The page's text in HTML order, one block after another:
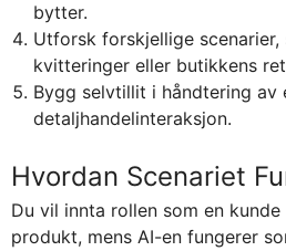
bytter.
Utforsk forskjellige scenarier,
kvitteringer eller butikkens
Bygg selvtillit i håndtering av
detaljhandelinteraksjon.
Hvordan Scenariet
Du vil innta rollen som en
produkt, mens AI-en fungerer